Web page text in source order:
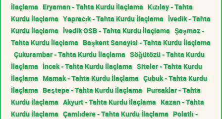
İlaçlama Eryaman - Tahta Kurdu İlaçlama Kızılay - Tahta
Kurdu İlaçlama Yapracık - Tahta Kurdu İlaçlama İvedik - Tahta
Kurdu İlaçlama İvedik OSB - Tahta Kurdu İlaçlama Şaşmaz -
Tahta Kurdu İlaçlama Başkent Sanayisi - Tahta Kurdu İlaçlama
Çukurambar - Tahta Kurdu İlaçlama Söğütözü - Tahta Kurdu
İlaçlama İncek - Tahta Kurdu İlaçlama Siteler - Tahta Kurdu
İlaçlama Mamak - Tahta Kurdu İlaçlama Çubuk - Tahta Kurdu
İlaçlama Beştepe - Tahta Kurdu İlaçlama Pursaklar - Tahta
Kurdu İlaçlama Akyurt - Tahta Kurdu İlaçlama Kazan - Tahta
Kurdu İlaçlama Çamlıdere - Tahta Kurdu İlaçlama Polatlı -